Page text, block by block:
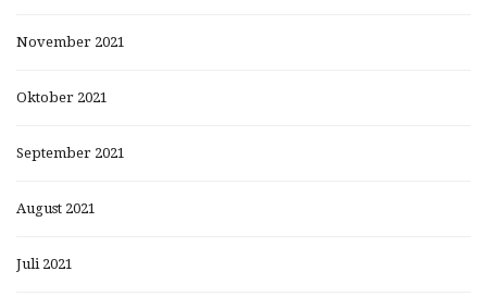
November 2021
Oktober 2021
September 2021
August 2021
Juli 2021